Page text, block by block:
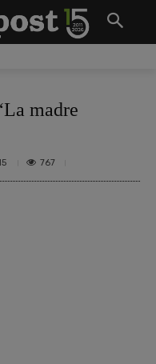
madre
767